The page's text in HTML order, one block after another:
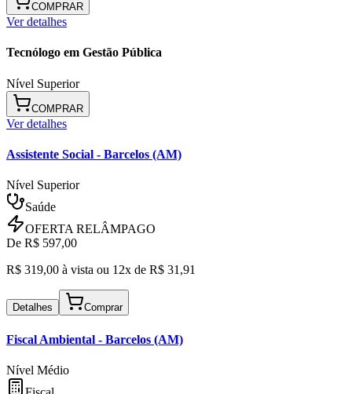
COMPRAR
Ver detalhes
Tecnólogo em Gestão Pública
Nível Superior
COMPRAR
Ver detalhes
Assistente Social - Barcelos (AM)
Nível Superior
Saúde
OFERTA RELÂMPAGO
De R$ 597,00
R$ 319,00 à vista ou 12x de R$ 31,91
Detalhes Comprar
Fiscal Ambiental - Barcelos (AM)
Nível Médio